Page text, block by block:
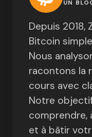
UN
Depuis 2018,
Bitcoin
Nous
racontons la
cours avec
Notre
comprendre,
et à bâtir